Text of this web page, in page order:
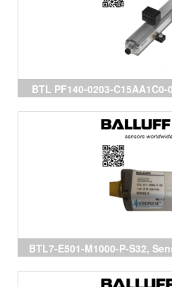
BTL PF140-0203-
BTL7-P511-M0150-B-S32,
BTL7-E501-M0300-P-
BTL7-E501-M1000-P-S32,
M0150-B-S32, BTL7-P511-